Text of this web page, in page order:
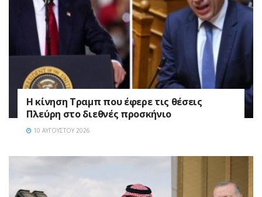
Η κίνηση Τραμπ που έφερε τις θέσεις
Πλεύρη στο διεθνές προσκήνιο
10 ΑΥΓΟΎΣΤΟΥ 2026